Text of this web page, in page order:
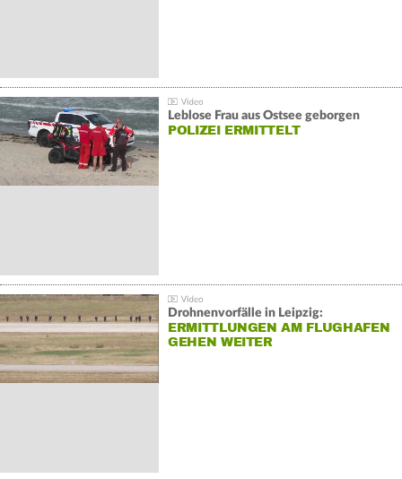
Leblose Frau aus Ostsee geborgen
POLIZEI ERMITTELT
Drohnenvorfälle in Leipzig:
ERMITTLUNGEN AM FLUGHAFEN
GEHEN WEITER